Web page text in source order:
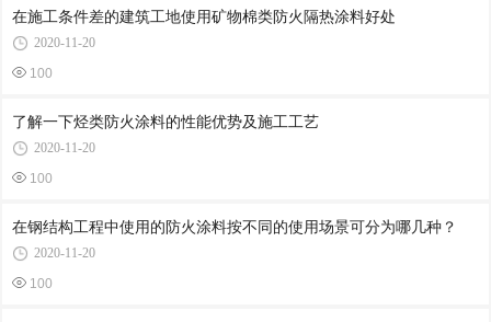
在施工条件差的建筑工地使用矿物棉类防火隔热涂料好处
2020-11-20
100
了解一下烃类防火涂料的性能优势及施工工艺
2020-11-20
100
在钢结构工程中使用的防火涂料按不同的使用场景可分为哪几种？
2020-11-20
100